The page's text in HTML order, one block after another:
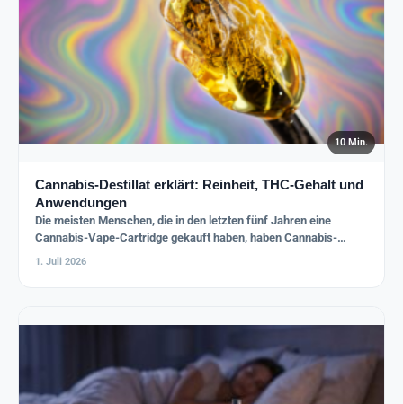
10 Min.
Cannabis-Destillat erklärt: Reinheit, THC-Gehalt und
Anwendungen
Die meisten Menschen, die in den letzten fünf Jahren eine
Cannabis-Vape-Cartridge gekauft haben, haben Cannabis-
Destillat konsumiert – ob…
1. Juli 2026